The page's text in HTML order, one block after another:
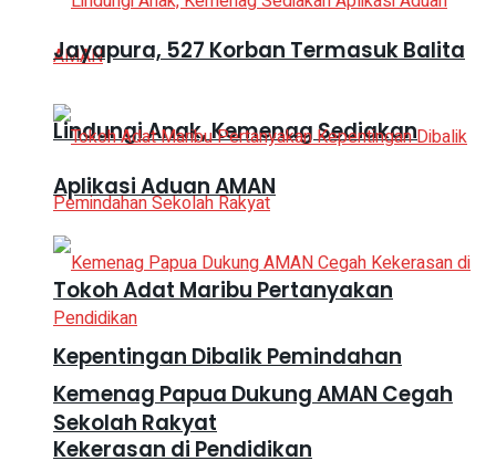
Lindungi Anak, Kemenag Sediakan
Aplikasi Aduan AMAN
Kemenag Papua Dukung AMAN Cegah
Kekerasan di Pendidikan
Jayapura, 527 Korban Termasuk Balita
Tokoh Adat Maribu Pertanyakan
Kepentingan Dibalik Pemindahan
Sekolah Rakyat